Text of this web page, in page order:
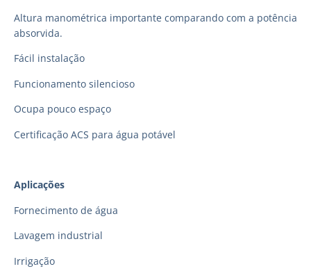
Altura manométrica importante comparando com a potência
absorvida.
Fácil instalação
Funcionamento silencioso
Ocupa pouco espaço
Certificação ACS para água potável
Aplicações
Fornecimento de água
Lavagem industrial
Irrigação